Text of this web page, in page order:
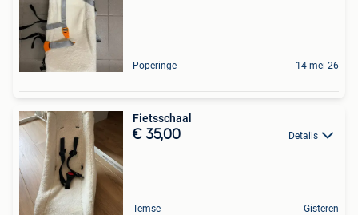
Poperinge 14 mei 26
Fietsschaal
€ 35,00 Details
Temse Gisteren